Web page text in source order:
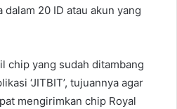
20 ID atau akun yang
chip yang sudah ditambang
‘JITBIT’, tujuannya agar
mengirimkan chip Royal